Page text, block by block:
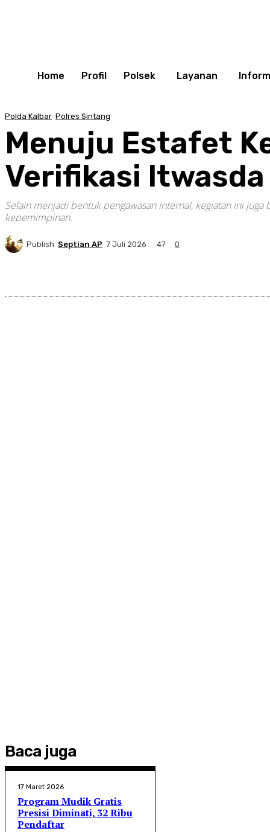
Home Profil Polsek Layanan
Polda Kalbar Polres Sintang
Menuju Estafet
Verifikasi Itwasda
Selain menjadi bentuk pengawasan internal, kegiatan ini
kepemimpinan.
Publish Septian AP 7 Juli 2026 47 0
Baca juga
17 Maret 2026
Program Mudik Gratis
Presisi Diminati, 32 Ribu
Pendaftar